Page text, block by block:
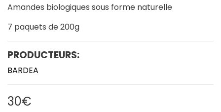
Amandes biologiques sous forme naturelle
7 paquets de 200g
PRODUCTEURS:
BARDEA
30€